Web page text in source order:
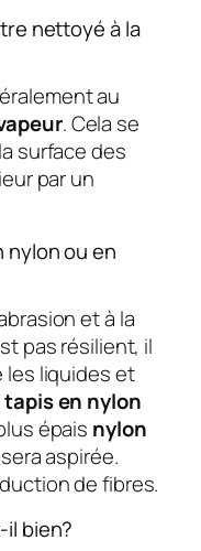
nettoyé à la
au
. Cela se
surface des
par un
nylon ou en
et à la
pas résilient, il
les liquides et
tapis en nylon
épais nylon
aspirée.
de fibres.
bien?